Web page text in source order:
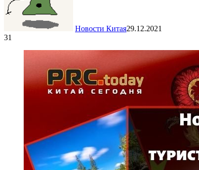
Новости Китая29.12.2021
31